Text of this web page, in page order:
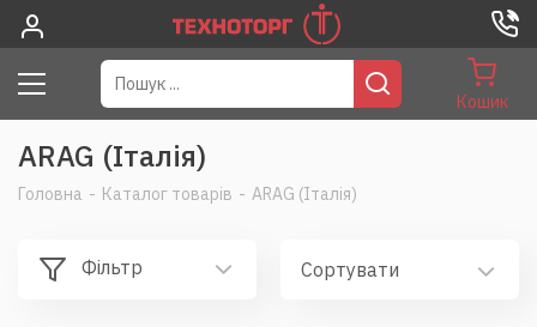
Кошик
ARAG (Італія)
Головна - Каталог товарів - ARAG (Італія)
Фільтр Сортувати